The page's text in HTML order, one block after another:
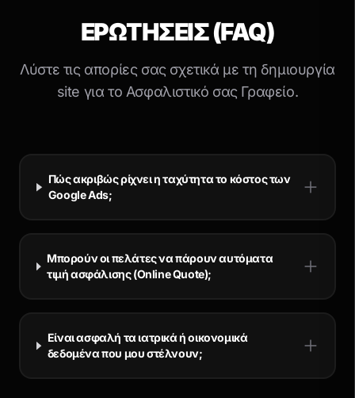
ΕΡΩΤΉΣΕΙΣ (FAQ)
Λύστε τις απορίες σας σχετικά με τη δημιουργία
site για το Ασφαλιστικό σας Γραφείο.
Πώς ακριβώς ρίχνει η ταχύτητα το κόστος των
Google Ads;
Μπορούν οι πελάτες να πάρουν αυτόματα
τιμή ασφάλισης (Online Quote);
Είναι ασφαλή τα ιατρικά ή οικονομικά
δεδομένα που μου στέλνουν;